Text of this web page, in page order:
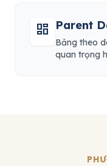
dashboard Parent
Bảng theo
quan trọng